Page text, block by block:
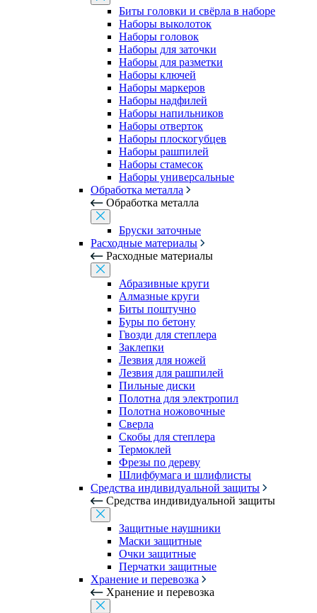
Биты головки и свёрла в наборе
Наборы выколоток
Наборы головок
Наборы для заточки
Наборы для разметки
Наборы ключей
Наборы маркеров
Наборы надфилей
Наборы напильников
Наборы отверток
Наборы плоскогубцев
Наборы рашпилей
Наборы стамесок
Наборы универсальные
Обработка металла
Обработка металла
Бруски заточные
Расходные материалы
Расходные материалы
Абразивные круги
Алмазные круги
Биты поштучно
Буры по бетону
Гвозди для степлера
Заклепки
Лезвия для ножей
Лезвия для рашпилей
Пильные диски
Полотна для электропил
Полотна ножовочные
Сверла
Скобы для степлера
Термоклей
Фрезы по дереву
Шлифбумага и шлифлисты
Средства индивидуальной защиты
Средства индивидуальной защиты
Защитные наушники
Маски защитные
Очки защитные
Перчатки защитные
Хранение и перевозка
Хранение и перевозка